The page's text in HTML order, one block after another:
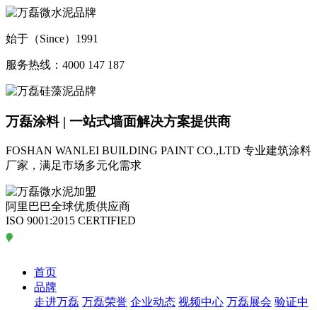
始于（Since）1991
服务热线：4000 147 187
万磊涂料 | 一站式墙面解决方案提供商
FOSHAN WANLEI BUILDING PAINT CO.,LTD 专业建筑涂料
厂家，满足市场多元化需求
阿里巴巴全球优质供应商
ISO 9001:2015 CERTIFIED
首页
品牌
走进万磊 万磊荣誉 企业动态 视频中心 万磊展会 验证中